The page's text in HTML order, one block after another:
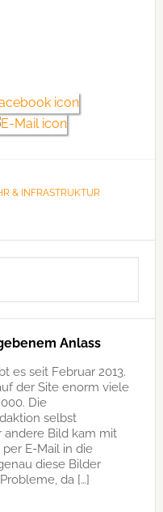
& INFRASTRUKTUR
Anlass
es seit Februar 2013.
der Site enorm viele
Die
selbst
andere Bild kam mit
E-Mail in die
diese Bilder
da […]